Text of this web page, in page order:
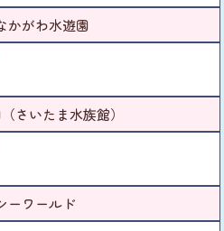
かがわ水遊園
さいたま水族館）
ーワールド